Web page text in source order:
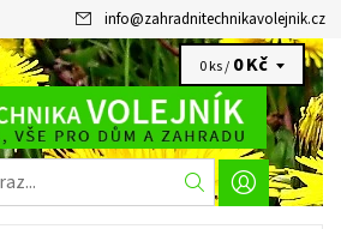
info@zahradnitechnikavolejnik.cz
0 ks / 0 Kč